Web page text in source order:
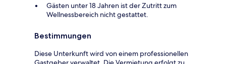
Gästen unter 18 Jahren ist der Zutritt zum
Wellnessbereich nicht gestattet.
Bestimmungen
Diese Unterkunft wird von einem professionellen